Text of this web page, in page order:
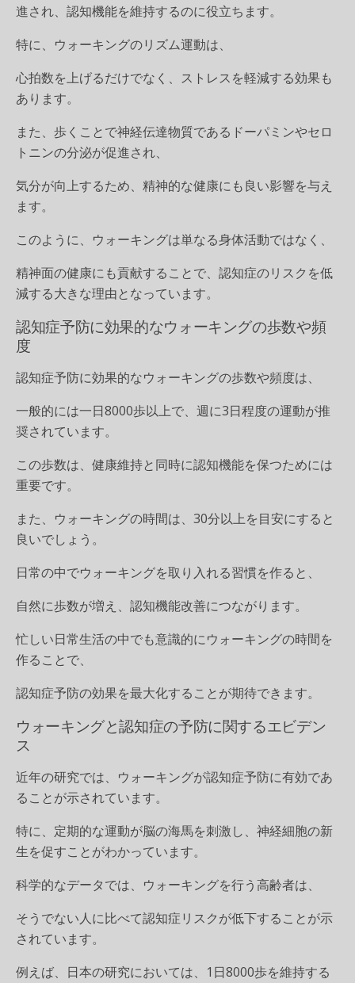
進され、認知機能を維持するのに役立ちます。
特に、 ウォーキングのリズム運動は、
心拍数を上げるだけでなく、ストレスを軽減する効果も
あります。
また、歩くことで神経伝達物質であるドーパミンやセロ
トニンの分泌が促進され、
気分が向上するため、精神的な健康にも良い影響を与え
ます。
このように、ウォーキングは単なる身体活動ではなく、
精神面の健康にも貢献することで、認知症のリスクを低
減する大きな理由となっています。
認知症予防に効果的なウォーキングの歩数や頻
度
認知症予防に効果的なウォーキングの歩数や頻度は、
一般的には一日8000歩以上で、週に3日程度の運動が推
奨されています。
この歩数は、健康維持と同時に認知機能を保つためには
重要です。
また、ウォーキングの時間は、30分以上を目安にすると
良いでしょう。
日常の中でウォーキングを取り入れる習慣を作ると、
自然に歩数が増え、認知機能改善につながります。
忙しい日常生活の中でも意識的にウォーキングの時間を
作ることで、
認知症予防の効果を最大化することが期待できます。
ウォーキングと認知症の予防に関するエビデン
ス
近年の研究では、ウォーキングが認知症予防に有効であ
ることが示されています。
特に、 定期的な運動が脳の海馬を刺激し、神経細胞の新
生を促すことがわかっています。
科学的なデータでは、ウォーキングを行う高齢者は、
そうでない人に比べて認知症リスクが低下することが示
されています。
例えば、日本の研究においては、1日8000歩を維持する